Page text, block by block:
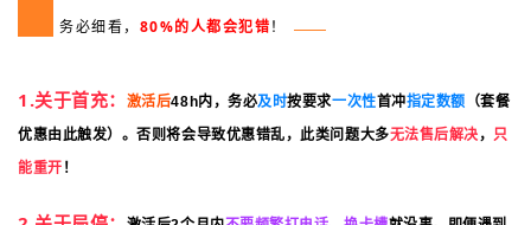
务必细看， 80%的人都会犯错！
1.关于首充： 激活后48h内，务必及时按要求一次性首冲指定数额 （套餐
优惠由此触发）。否则将会导致优惠错乱，此类问题大多无法售后解决 ， 只
能重开 ！